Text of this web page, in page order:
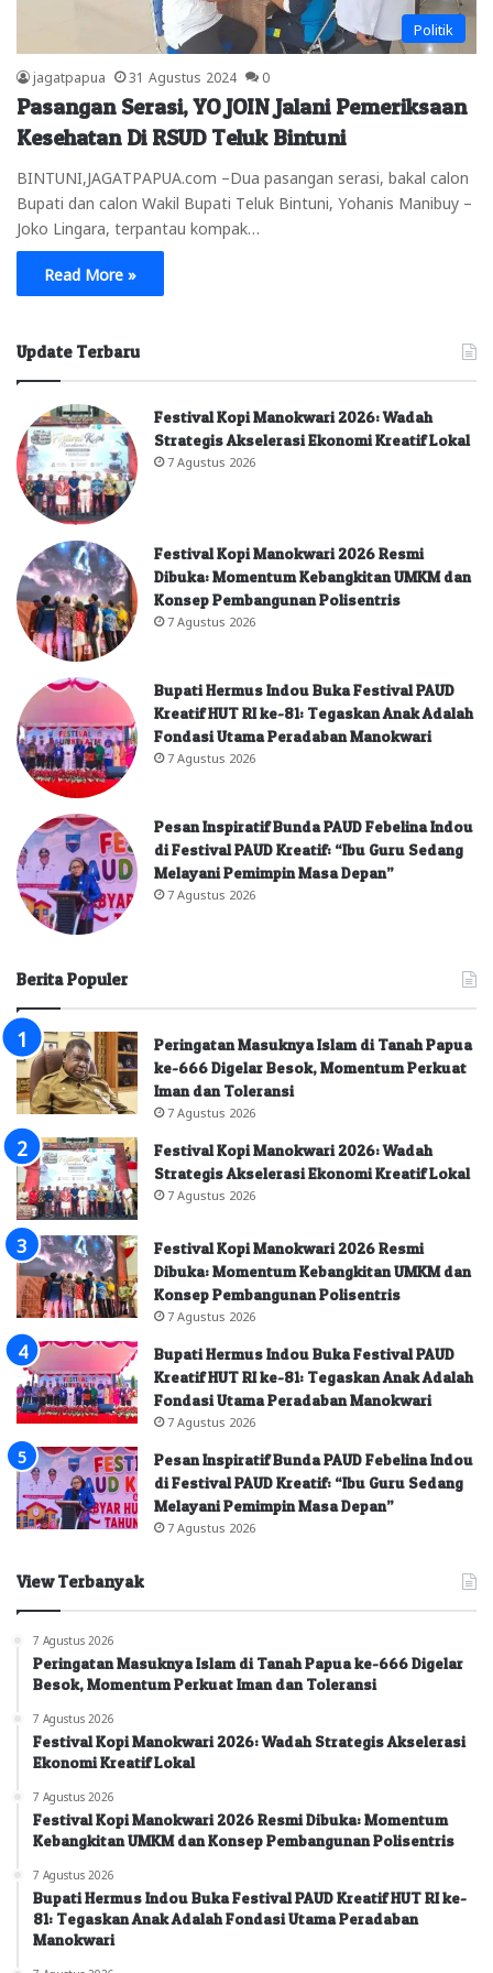
Politik
jagatpapua 31 Agustus 2024 0
Pasangan Serasi, YO JOIN Jalani Pemeriksaan
Kesehatan Di RSUD Teluk Bintuni
BINTUNI,JAGATPAPUA.com –Dua pasangan serasi, bakal calon
Bupati dan calon Wakil Bupati Teluk Bintuni, Yohanis Manibuy –
Joko Lingara, terpantau kompak…
Read More »
Update Terbaru
Festival Kopi Manokwari 2026: Wadah
Strategis Akselerasi Ekonomi Kreatif Lokal
7 Agustus 2026
Festival Kopi Manokwari 2026 Resmi
Dibuka: Momentum Kebangkitan UMKM dan
Konsep Pembangunan Polisentris
7 Agustus 2026
Bupati Hermus Indou Buka Festival PAUD
Kreatif HUT RI ke-81: Tegaskan Anak Adalah
Fondasi Utama Peradaban Manokwari
7 Agustus 2026
Pesan Inspiratif Bunda PAUD Febelina Indou
di Festival PAUD Kreatif: “Ibu Guru Sedang
Melayani Pemimpin Masa Depan”
7 Agustus 2026
Berita Populer
Peringatan Masuknya Islam di Tanah Papua
ke-666 Digelar Besok, Momentum Perkuat
Iman dan Toleransi
7 Agustus 2026
Festival Kopi Manokwari 2026: Wadah
Strategis Akselerasi Ekonomi Kreatif Lokal
7 Agustus 2026
Festival Kopi Manokwari 2026 Resmi
Dibuka: Momentum Kebangkitan UMKM dan
Konsep Pembangunan Polisentris
7 Agustus 2026
Bupati Hermus Indou Buka Festival PAUD
Kreatif HUT RI ke-81: Tegaskan Anak Adalah
Fondasi Utama Peradaban Manokwari
7 Agustus 2026
Pesan Inspiratif Bunda PAUD Febelina Indou
di Festival PAUD Kreatif: “Ibu Guru Sedang
Melayani Pemimpin Masa Depan”
7 Agustus 2026
View Terbanyak
7 Agustus 2026
Peringatan Masuknya Islam di Tanah Papua ke-666 Digelar
Besok, Momentum Perkuat Iman dan Toleransi
7 Agustus 2026
Festival Kopi Manokwari 2026: Wadah Strategis Akselerasi
Ekonomi Kreatif Lokal
7 Agustus 2026
Festival Kopi Manokwari 2026 Resmi Dibuka: Momentum
Kebangkitan UMKM dan Konsep Pembangunan Polisentris
7 Agustus 2026
Bupati Hermus Indou Buka Festival PAUD Kreatif HUT RI ke-
81: Tegaskan Anak Adalah Fondasi Utama Peradaban
Manokwari